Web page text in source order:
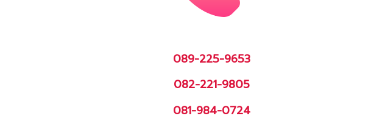
089-225-9653
082-221-9805
081-984-0724